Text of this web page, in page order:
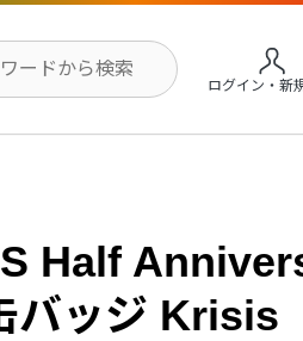
ログイン・新
Half
バッジ Krisis